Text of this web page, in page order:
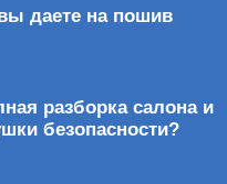
даете на пошив
разборка салона и
безопасности?